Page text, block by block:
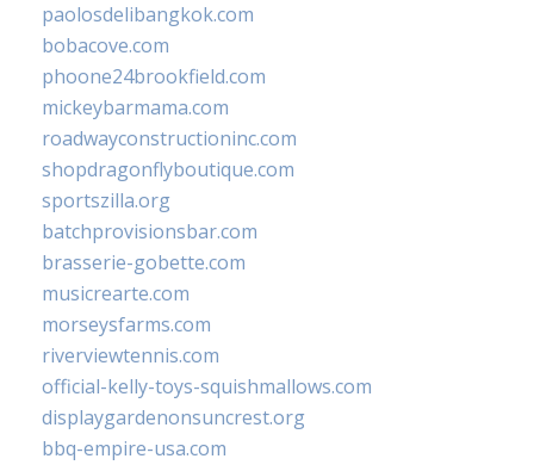
paolosdelibangkok.com
bobacove.com
phoone24brookfield.com
mickeybarmama.com
roadwayconstructioninc.com
shopdragonflyboutique.com
sportszilla.org
batchprovisionsbar.com
brasserie-gobette.com
musicrearte.com
morseysfarms.com
riverviewtennis.com
official-kelly-toys-squishmallows.com
displaygardenonsuncrest.org
bbq-empire-usa.com